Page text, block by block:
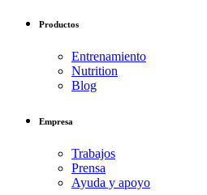
Productos
Entrenamiento
Nutrition
Blog
Empresa
Trabajos
Prensa
Ayuda y apoyo